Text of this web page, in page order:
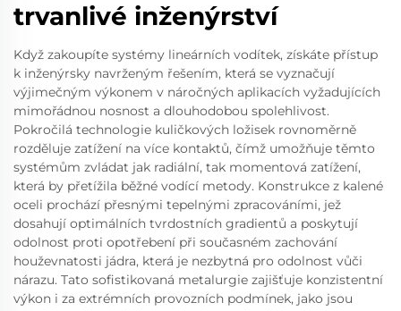
trvanlivé inženýrství
Když zakoupíte systémy lineárních vodítek, získáte přístup
k inženýrsky navrženým řešením, která se vyznačují
výjimečným výkonem v náročných aplikacích vyžadujících
mimořádnou nosnost a dlouhodobou spolehlivost.
Pokročilá technologie kuličkových ložisek rovnoměrně
rozděluje zatížení na více kontaktů, čímž umožňuje těmto
systémům zvládat jak radiální, tak momentová zatížení,
která by přetížila běžné vodící metody. Konstrukce z kalené
oceli prochází přesnými tepelnými zpracováními, jež
dosahují optimálních tvrdostních gradientů a poskytují
odolnost proti opotřebení při současném zachování
houževnatosti jádra, která je nezbytná pro odolnost vůči
nárazu. Tato sofistikovaná metalurgie zajišťuje konzistentní
výkon i za extrémních provozních podmínek, jako jsou